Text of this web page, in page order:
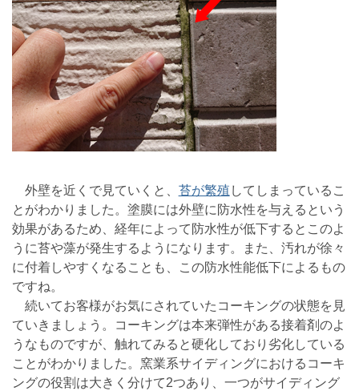
外壁を近くで見ていくと、 苔が繁殖 してしまっているこ
とがわかりました。塗膜には外壁に防水性を与えるという
効果があるため、経年によって防水性が低下するとこのよ
うに苔や藻が発生するようになります。また、汚れが徐々
に付着しやすくなることも、この防水性能低下によるもの
ですね。
続いてお客様がお気にされていたコーキングの状態を見
ていきましょう。コーキングは本来弾性がある接着剤のよ
うなものですが、触れてみると硬化しており劣化している
ことがわかりました。窯業系サイディングにおけるコーキ
ングの役割は大きく分けて2つあり、一つがサイディング